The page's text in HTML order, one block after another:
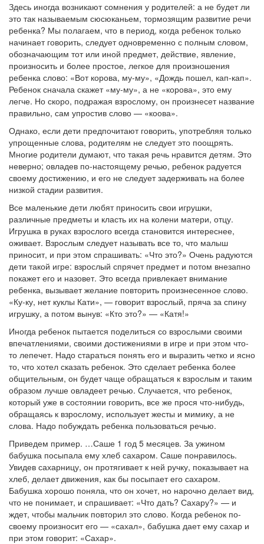
Здесь иногда возникают сомнения у родителей: а не будет ли
это так называемым сюсюканьем, тормозящим развитие речи
ребенка? Мы полагаем, что в период, когда ребенок только
начинает говорить, следует одновременно с полным словом,
обозначающим тот или иной предмет, действие, явление,
произносить и более простое, легкое для произношения
ребенка слово: «Вот корова, му-му», «Дождь пошел, кап-кап».
Ребенок сначала скажет «му-му», а не «корова», это ему
легче. Но скоро, подражая взрослому, он произнесет название
правильно, сам упростив слово — «коова».
Однако, если дети предпочитают говорить, употребляя только
упрощенные слова, родителям не следует это поощрять.
Многие родители думают, что такая речь нравится детям. Это
неверно; овладев по-настоящему речью, ребенок радуется
своему достижению, и его не следует задерживать на более
низкой стадии развития.
Все маленькие дети любят приносить свои игрушки,
различные предметы и класть их на колени матери, отцу.
Игрушка в руках взрослого всегда становится интереснее,
оживает. Взрослым следует называть все то, что малыш
приносит, и при этом спрашивать: «Что это?» Очень радуются
дети такой игре: взрослый спрячет предмет и потом внезапно
покажет его и назовет. Это всегда привлекает внимание
ребенка, вызывает желание повторить произнесенное слово.
«Ку-ку, нет куклы Кати», — говорит взрослый, пряча за спину
игрушку, а потом вынув: «Кто это?» — «Катя!»
Иногда ребенок пытается поделиться со взрослыми своими
впечатлениями, своими достижениями в игре и при этом что-
то лепечет. Надо стараться понять его и выразить четко и ясно
то, что хотел сказать ребенок. Это сделает ребенка более
общительным, он будет чаще обращаться к взрослым и таким
образом лучше овладеет речью. Случается, что ребенок,
который уже в состоянии говорить, все же прося что-нибудь,
обращаясь к взрослому, использует жесты и мимику, а не
слова. Надо побуждать ребенка пользоваться речью.
Приведем пример. …Саше 1 год 5 месяцев. За ужином
бабушка посыпала ему хлеб сахаром. Саше понравилось.
Увидев сахарницу, он протягивает к ней ручку, показывает на
хлеб, делает движения, как бы посыпает его сахаром.
Бабушка хорошо поняла, что он хочет, но нарочно делает вид,
что не понимает, и спрашивает: «Что дать? Сахару?» — и
ждет, чтобы мальчик повторил это слово. Когда ребенок по-
своему произносит его — «сахал», бабушка дает ему сахар и
при этом говорит: «Сахар».